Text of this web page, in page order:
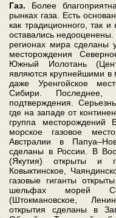
Газ. Более
рынках газа. Есть
как традиционного, так
оставались
регионах мира сделаны
месторождения
Южный Иолотань
являются крупнейшими в
даже Уренгойское
Сибири. Последнее,
подтверждения.
где на западе от
группа месторождений
морское газовое
Австралии в
сделаны в России. В
(Якутия) открыты и
Ковыктинское,
газовые гиганты
шельфах морей
(Штокмановское,
открытия сделаны в